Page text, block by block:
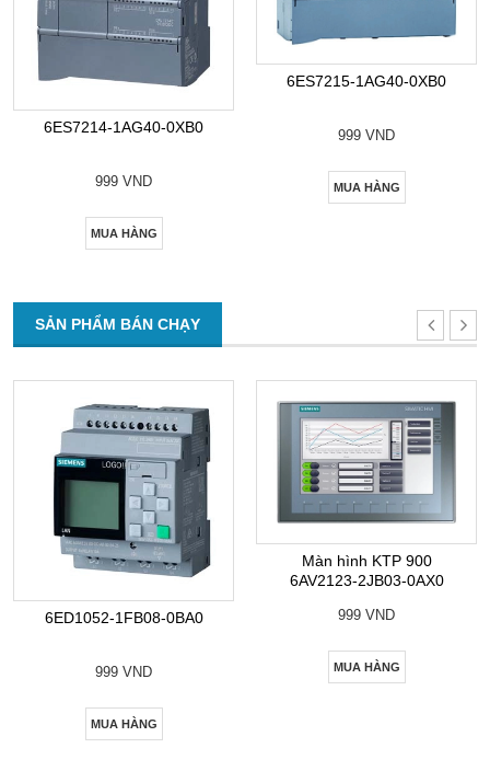
6ES7214-1AG40-0XB0
999 VND
MUA HÀNG
6ES7215-1AG40-0XB0
999 VND
MUA HÀNG
SẢN PHẨM BÁN CHẠY
6ED1052-1FB08-0BA0
999 VND
MUA HÀNG
Màn hình KTP 900
6AV2123-2JB03-0AX0
999 VND
MUA HÀNG